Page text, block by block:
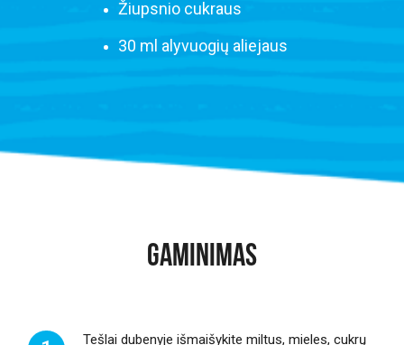
Žiupsnio cukraus
30 ml alyvuogių aliejaus
GAMINIMAS
Tešlai dubenyje išmaišykite miltus, mieles, cukrų